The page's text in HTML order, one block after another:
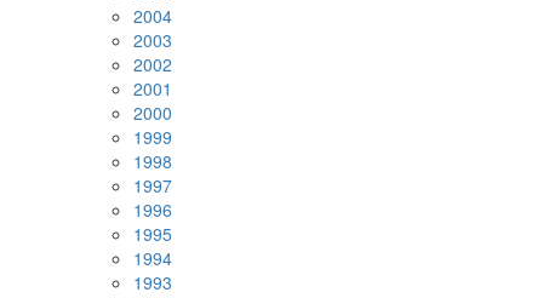
2004
2003
2002
2001
2000
1999
1998
1997
1996
1995
1994
1993